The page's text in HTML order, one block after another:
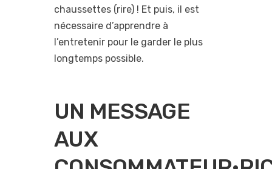
chaussettes (rire) ! Et puis, il est
nécessaire d’apprendre à
l’entretenir pour le garder le plus
longtemps possible.
UN MESSAGE
AUX